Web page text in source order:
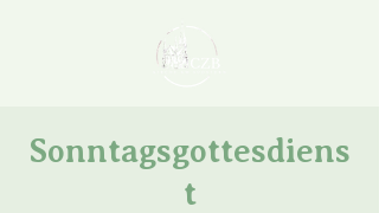
Sonntagsgottesdiens
t